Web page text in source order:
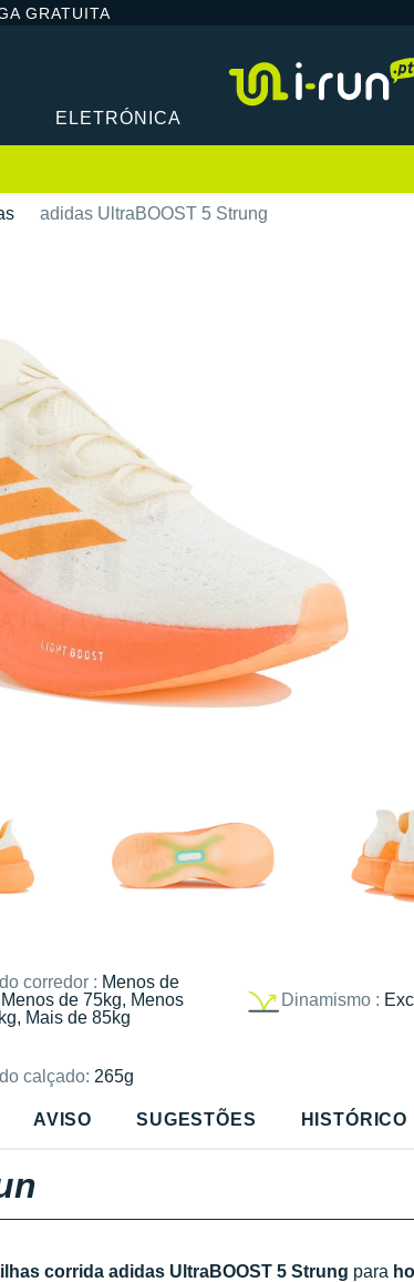
GRATUITA
ELETRÓNICA
adidas UltraBOOST 5 Strung
corredor : Menos de
de 75kg, Menos
Mais de 85kg
Dinamismo :
calçado: 265g
AVISO SUGESTÕES HISTÓRICO
corrida adidas UltraBOOST 5 Strung para